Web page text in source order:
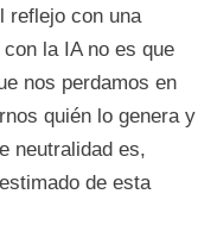
reflejo con una
la IA no es que
nos perdamos en
quién lo genera y
neutralidad es,
de esta